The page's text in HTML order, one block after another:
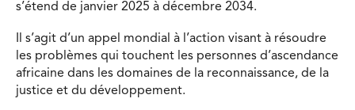
s’étend de janvier 2025 à décembre 2034.
Il s’agit d’un appel mondial à l’action visant à résoudre
les problèmes qui touchent les personnes d’ascendance
africaine dans les domaines de la reconnaissance, de la
justice et du développement.